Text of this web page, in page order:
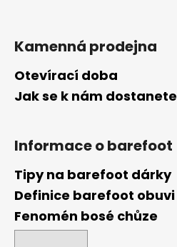
Kamenná prodejna
Otevírací doba
Jak se k nám dostanete
Informace o barefoot
Tipy na barefoot dárky
Definice barefoot obuvi
Fenomén bosé chůze